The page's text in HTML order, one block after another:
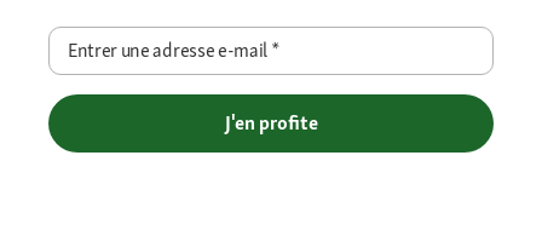
Entrer une adresse e-mail*
J'en profite